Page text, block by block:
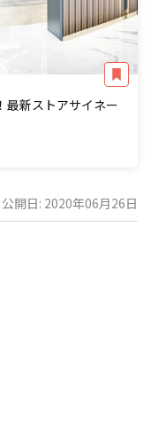
最新ストアサイネー
公開日: 2020年06月26日